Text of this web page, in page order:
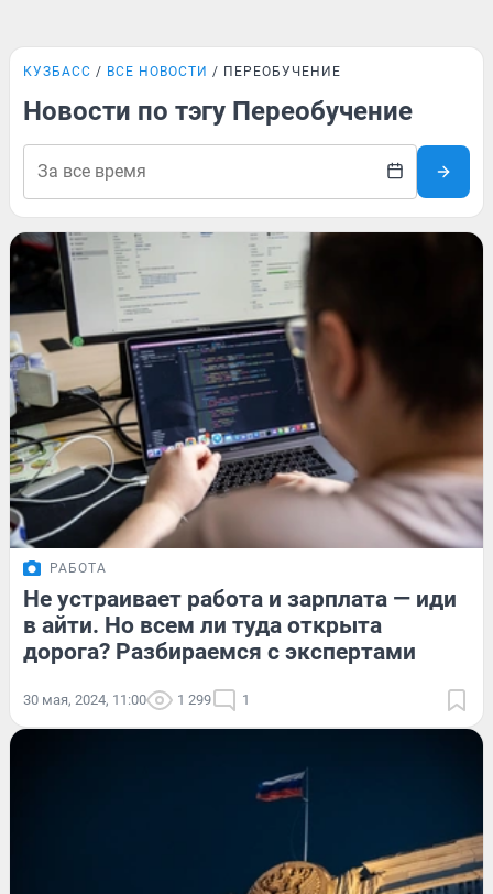
КУЗБАСС ВСЕ НОВОСТИ ПЕРЕОБУЧЕНИЕ
Новости по тэгу Переобучение
РАБОТА
Не устраивает работа и зарплата — иди
в айти. Но всем ли туда открыта
дорога? Разбираемся с экспертами
30 мая, 2024, 11:00 1 299 1